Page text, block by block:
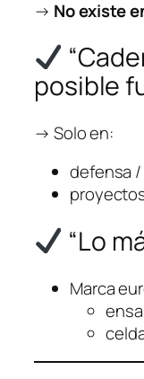
→ No existe
posible
→ Solo en:
defensa
“Lo
Marca